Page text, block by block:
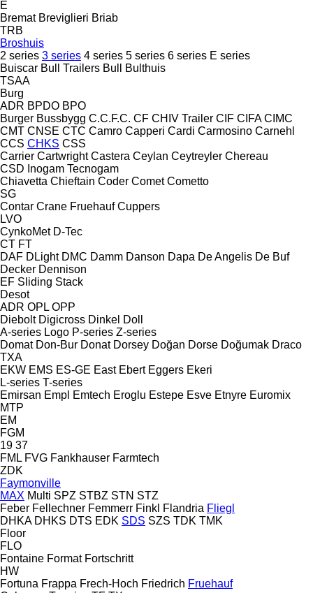
E
Bremat Breviglieri Briab
TRB
Broshuis
2 series 3 series 4 series 5 series 6 series E series
Buiscar Bull Trailers Bull
Bulthuis
TSAA
Burg
ADR BPDO BPO
Burger Bussbygg C.C.F.C. CF CHIV Trailer CIF CIFA CIMC
CMT CNSE CTC Camro Capperi Cardi Carmosino Carnehl
CCS CHKS CSS
Carrier Cartwright Castera Ceylan Ceytreyler Chereau
CSD Inogam Tecnogam
Chiavetta Chieftain Coder Comet Cometto
SG
Contar Crane Fruehauf Cuppers
LVO
CynkoMet D-Tec
CT FT
DAF DLight DMC Damm Danson Dapa De Angelis De Buf
Decker Dennison
EF Sliding Stack
Desot
ADR OPL OPP
Diebolt Digicross Dinkel Doll
A-series Logo P-series Z-series
Domat Don-Bur Donat Dorsey Doğan Dorse Doğumak Draco
TXA
EKW EMS ES-GE East Ebert Eggers Ekeri
L-series T-series
Emirsan Empl Emtech Eroglu Estepe Esve Etnyre Euromix
MTP
EM
FGM
19 37
FML FVG Fankhauser Farmtech
ZDK
Faymonville
MAX Multi SPZ STBZ STN STZ
Feber Fellechner Femmerr Finkl Flandria Fliegl
DHKA DHKS DTS EDK SDS SZS TDK TMK
Floor
FLO
Fontaine Format Fortschritt
HW
Fortuna Frappa Frech-Hoch Friedrich Fruehauf